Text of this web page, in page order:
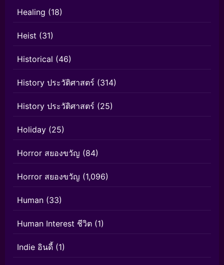
Healing (18)
Heist (31)
Historical (46)
History ประวัติศาสตร์ (314)
History ประวัติศาสตร์ (25)
Holiday (25)
Horror สยองขวัญ (84)
Horror สยองขวัญ (1,096)
Human (33)
Human Interest ชีวิต (1)
Indie อินดี้ (1)